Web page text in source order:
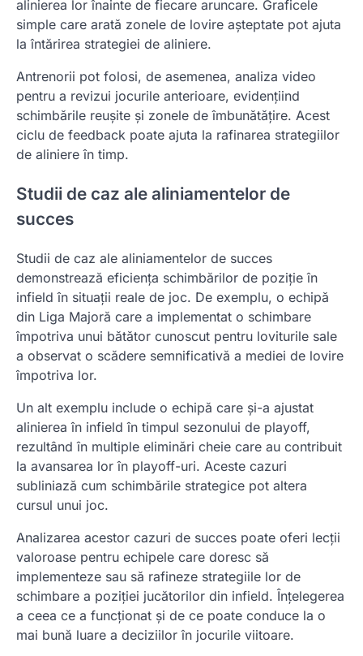
alinierea lor înainte de fiecare aruncare. Graficele
simple care arată zonele de lovire așteptate pot ajuta
la întărirea strategiei de aliniere.
Antrenorii pot folosi, de asemenea, analiza video
pentru a revizui jocurile anterioare, evidențiind
schimbările reușite și zonele de îmbunătățire. Acest
ciclu de feedback poate ajuta la rafinarea strategiilor
de aliniere în timp.
Studii de caz ale aliniamentelor de
succes
Studii de caz ale aliniamentelor de succes
demonstrează eficiența schimbărilor de poziție în
infield în situații reale de joc. De exemplu, o echipă
din Liga Majoră care a implementat o schimbare
împotriva unui bătător cunoscut pentru loviturile sale
a observat o scădere semnificativă a mediei de lovire
împotriva lor.
Un alt exemplu include o echipă care și-a ajustat
alinierea în infield în timpul sezonului de playoff,
rezultând în multiple eliminări cheie care au contribuit
la avansarea lor în playoff-uri. Aceste cazuri
subliniază cum schimbările strategice pot altera
cursul unui joc.
Analizarea acestor cazuri de succes poate oferi lecții
valoroase pentru echipele care doresc să
implementeze sau să rafineze strategiile lor de
schimbare a poziției jucătorilor din infield. Înțelegerea
a ceea ce a funcționat și de ce poate conduce la o
mai bună luare a deciziilor în jocurile viitoare.